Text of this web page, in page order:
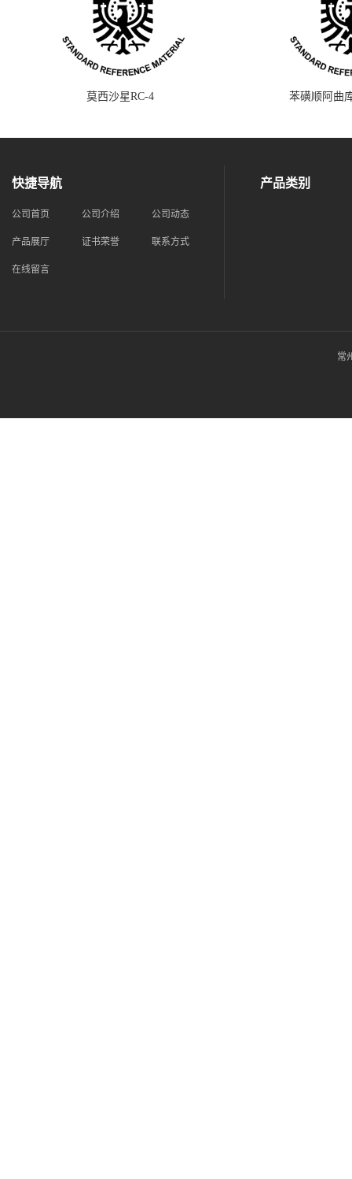
莫西沙星RC-4 苯磺顺阿曲
快捷导航
公司首页 公司介绍 公司动态
产品展厅 证书荣誉 联系方式
在线留言
产品类别
常